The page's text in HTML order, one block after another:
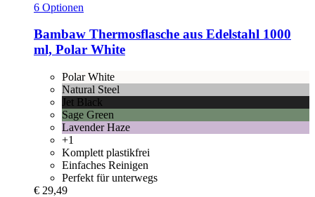
6 Optionen
Bambaw Thermosflasche aus Edelstahl 1000
ml, Polar White
Polar White
Natural Steel
Jet Black
Sage Green
Lavender Haze
+1
Komplett plastikfrei
Einfaches Reinigen
Perfekt für unterwegs
€ 29,49